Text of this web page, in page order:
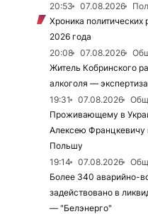
20:53
07.08.2026
Хроника политических
2026 года
20:08
07.08.2026
Житель Кобринского
алкоголя —
19:31
07.08.2026
Проживающему в
Алексею Францкевичу
Польшу
19:14
07.08.2026
Более 340 аварийно-
задействовано в
— "Белэнерго"